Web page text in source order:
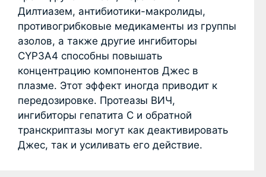
Дилтиазем, антибиотики-макролиды,
противогрибковые медикаменты из группы
азолов, а также другие ингибиторы
CYP3A4 способны повышать
концентрацию компонентов Джес в
плазме. Этот эффект иногда приводит к
передозировке. Протеазы ВИЧ,
ингибиторы гепатита C и обратной
транскриптазы могут как деактивировать
Джес, так и усиливать его действие.